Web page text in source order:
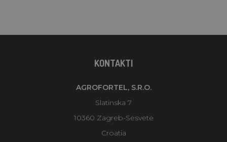
KONTAKTI
AGROFORTEL, S.R.O.
Slatinska 7
10360 Zagreb-Sesvete
Croatia